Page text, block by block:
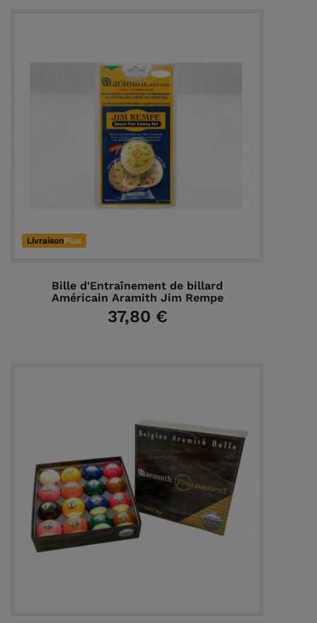
LivraisonPlus
Bille d'Entraînement de billard
Américain Aramith Jim Rempe
37,80 €